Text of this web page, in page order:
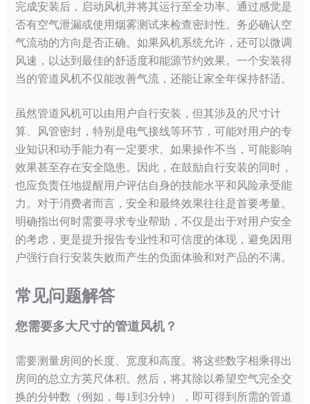
完成安装后，启动风机并将其运行至全功率。通过感觉是
否有空气泄漏或使用烟雾测试来检查密封性。务必确认空
气流动的方向是否正确。如果风机系统允许，还可以微调
风速，以达到最佳的舒适度和能源节约效果。一个安装得
当的管道风机不仅能改善气流，还能让家全年保持舒适。
虽然管道风机可以由用户自行安装，但其涉及的尺寸计
算、风管密封，特别是电气接线等环节，可能对用户的专
业知识和动手能力有一定要求。如果操作不当，可能影响
效果甚至存在安全隐患。因此，在鼓励自行安装的同时，
也应负责任地提醒用户评估自身的技能水平和风险承受能
力。对于消费者而言，安全和最终效果往往是首要考量。
明确指出何时需要寻求专业帮助，不仅是出于对用户安全
的考虑，更是提升报告专业性和可信度的体现，避免因用
户强行自行安装失败而产生的负面体验和对产品的不满。
常见问题解答
您需要多大尺寸的管道风机？
需要测量房间的长度、宽度和高度。将这些数字相乘得出
房间的总立方英尺体积。然后，将其除以希望空气完全交
换的分钟数（例如，每1到3分钟），即可得到所需的管道